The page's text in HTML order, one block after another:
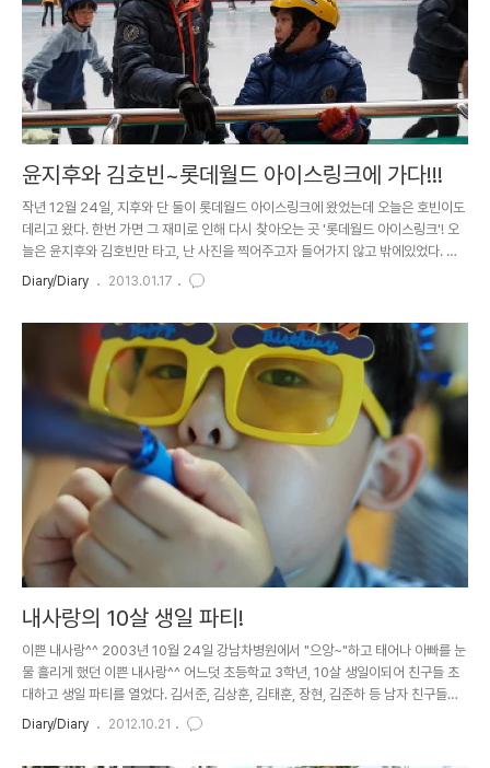
윤지후와 김호빈~롯데월드 아이스링크에 가다!!!
작년 12월 24일, 지후와 단 둘이 롯데월드 아이스링크에 왔었는데 오늘은 호빈이도
데리고 왔다. 한번 가면 그 재미로 인해 다시 찾아오는 곳 '롯데월드 아이스링크'! 오
늘은 윤지후와 김호빈만 타고, 난 사진을 찍어주고자 들어가지 않고 밖에있었다. 호
빈이는 처음 스케이트를 타는 것이라고 하여 한 시간 정도는 계속 벽을 붙잡고 다녔
질근질했지만 오늘은 사진찍는 임무(?)로써 왔기에...^^ 중간에 쉬면서 둘이 자연스
럽게 머리를 맞대는데 어찌나 이뻐보이던지~ 아...지금 생각해보면 머리를 맞댄 이유
가 힘들어서 서로 기대려고???? 그런가..
Diary/Diary 2013.01.17
내사랑의 10살 생일 파티!
이쁜 내사랑^^ 2003년 10월 24일 강남차병원에서 "으앙~"하고 태어나 아빠를 눈
물 흘리게 했던 이쁜 내사랑^^ 어느덧 초등학교 3학년, 10살 생일이되어 친구들 초
대하고 생일 파티를 열었다. 김서준, 김상훈, 김태훈, 장현, 김준하 등 남자 친구들에
게만 초대를 했다. 내가 그렇게 여자친구가 더 좋다고 말해도...ㅋㅋㅋ 원래 계획은 풍
Diary/Diary 2012.10.21